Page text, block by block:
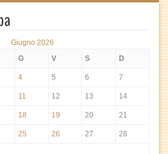
Giugno 2026
G V S D
4 5 6 7
11 12 13 14
18 19 20 21
25 26 27 28